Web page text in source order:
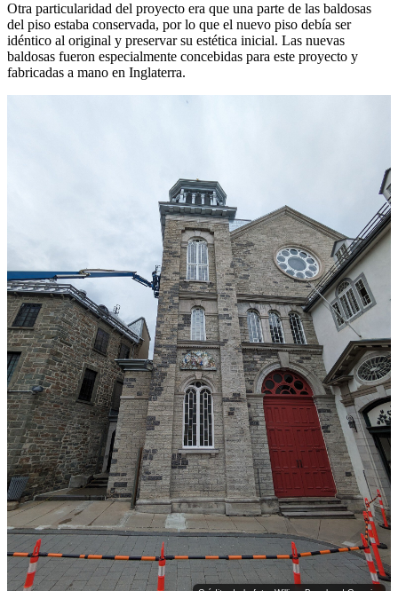
Otra particularidad del proyecto era que una parte de las baldosas
del piso estaba conservada, por lo que el nuevo piso debía ser
idéntico al original y preservar su estética inicial. Las nuevas
baldosas fueron especialmente concebidas para este proyecto y
fabricadas a mano en Inglaterra.